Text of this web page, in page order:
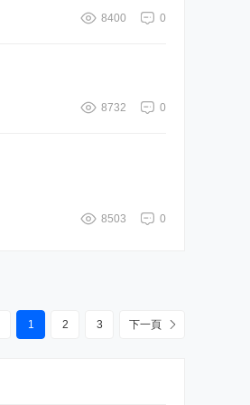
0
8400
0
8732
0
8503
1 2 3 下一頁